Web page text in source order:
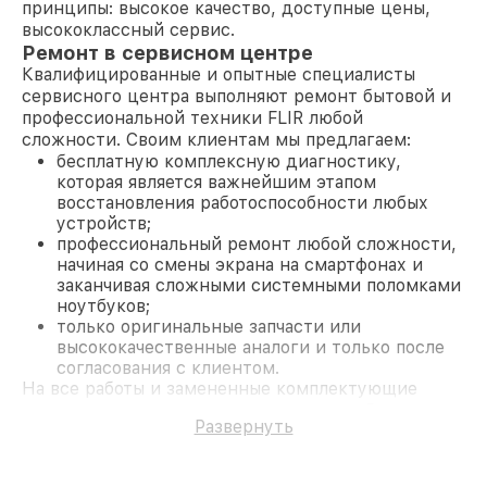
принципы: высокое качество, доступные цены,
высококлассный сервис.
Ремонт в сервисном центре
Квалифицированные и опытные специалисты
сервисного центра выполняют ремонт бытовой и
профессиональной техники FLIR любой
сложности. Своим клиентам мы предлагаем:
бесплатную комплексную диагностику,
которая является важнейшим этапом
восстановления работоспособности любых
устройств;
профессиональный ремонт любой сложности,
начиная со смены экрана на смартфонах и
заканчивая сложными системными поломками
ноутбуков;
только оригинальные запчасти или
высококачественные аналоги и только после
согласования с клиентом.
На все работы и замененные комплектующие
поломки по условиям гарантии, мы бесплатно
Развернуть